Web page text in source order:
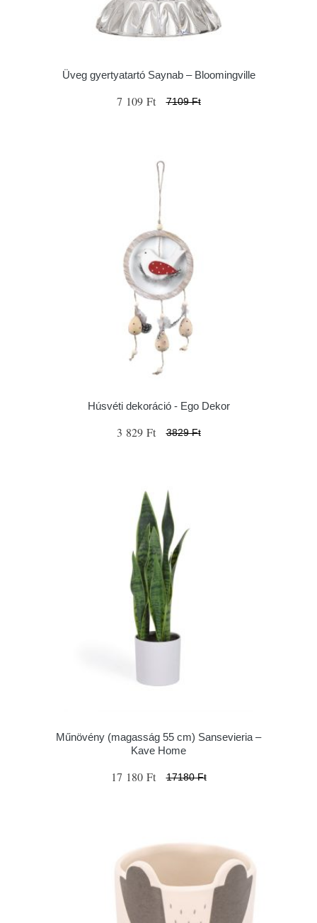
Üveg gyertyatartó Saynab – Bloomingville
7 109 Ft 7109 Ft
Húsvéti dekoráció - Ego Dekor
3 829 Ft 3829 Ft
Műnövény (magasság 55 cm) Sansevieria –
Kave Home
17 180 Ft 17180 Ft